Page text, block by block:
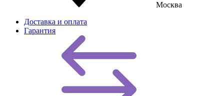
Москва
Доставка и оплата
Гарантия